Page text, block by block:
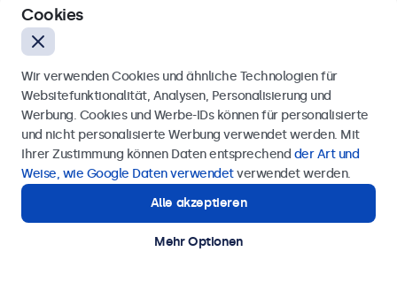
Montage: Einbau, Wand- und Tischmontage
Außenmaße: 560 x 337 x 41 mm
593,81 € inkl. MwSt.
Ansehen
In den Warenkorb
Anfrage senden
Rufen Sie uns an unter0211 38 78 95 62
Benötigen Sie Unterstützung?
Kontaktieren Sie uns!
Cookies
Wir verwenden Cookies und ähnliche Technologien für
Websitefunktionalität, Analysen, Personalisierung und
Werbung. Cookies und Werbe-IDs können für personalisierte
und nicht personalisierte Werbung verwendet werden. Mit
Ihrer Zustimmung können Daten entsprechend der Art und
Weise, wie Google Daten verwendetverwendet werden.
Alle akzeptieren
Mehr Optionen